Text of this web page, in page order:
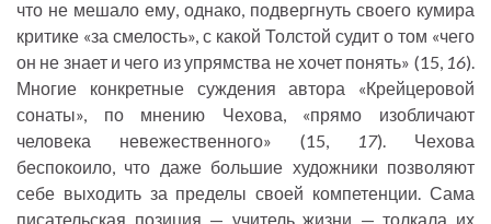
что не мешало ему, однако, подвергнуть своего кумира
критике «за смелость», с какой Толстой судит о том «чего
он не знает и чего из упрямства не хочет понять» (15, 16).
Многие конкретные суждения автора «Крейцеровой
сонаты», по мнению Чехова, «прямо изобличают
человека невежественного» (15,
17). Чехова
беспокоило, что даже большие художники позволяют
себе выходить за пределы своей компетенции. Сама
писательская позиция — учитель жизни — толкала их